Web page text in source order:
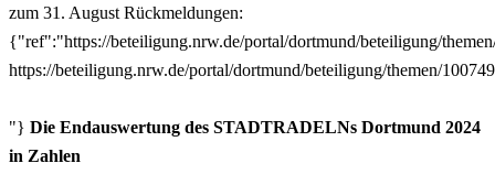
zum 31. August Rückmeldungen:
{"ref":"https://beteiligung.nrw.de/portal/dortmund/beteiligung/
https://beteiligung.nrw.de/portal/dortmund/beteiligung/themen/
"} Die Endauswertung des STADTRADELNs Dortmund 2024
in Zahlen